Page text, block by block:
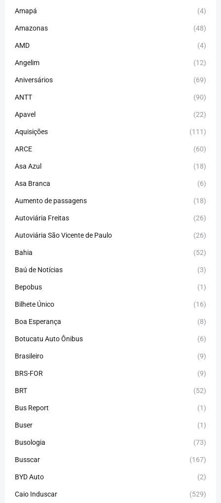
Amapá (4)
Amazonas (48)
AMD (4)
Angelim (12)
Aniversários (69)
ANTT (90)
Apavel (22)
Aquisições (111)
ARCE (60)
Asa Azul (18)
Asa Branca (6)
Aumento de passagens (18)
Autoviária Freitas (26)
Autoviária São Vicente de Paulo (26)
Bahia (52)
Baú de Notícias (3)
Bepobus (1)
Bilhete Único (16)
Boa Esperança (8)
Botucatu Auto Ônibus (6)
Brasileiro (9)
BRS-FOR (9)
BRT (52)
Bus Report (1)
Buser (1)
Busologia (73)
Busscar (167)
BYD Auto (2)
Caio Induscar (529)